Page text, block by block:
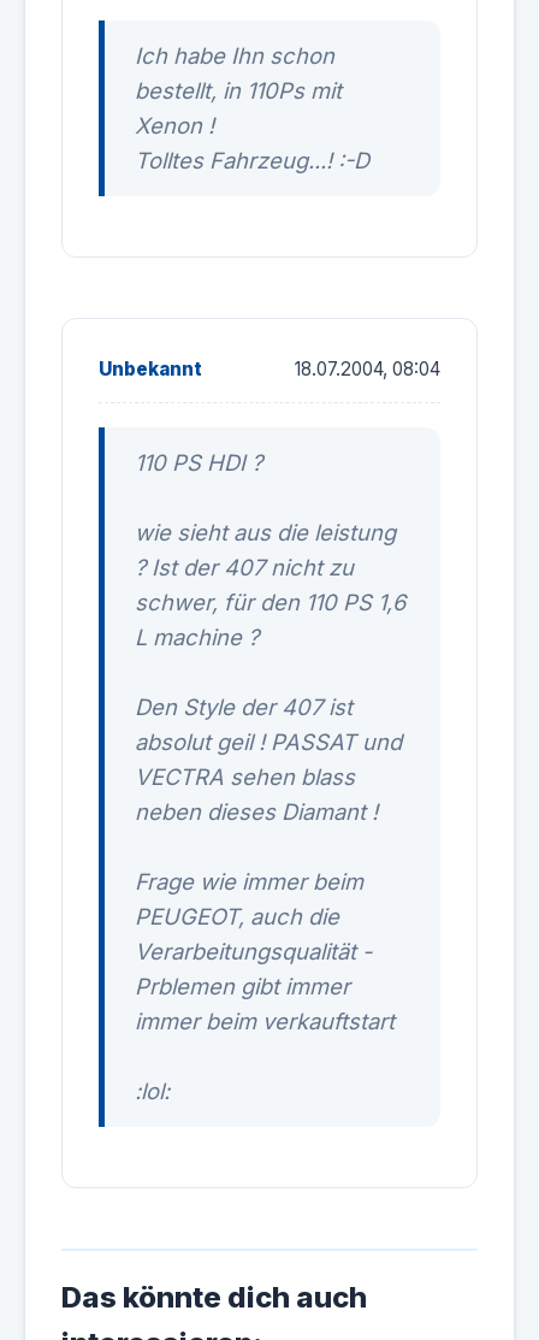
Ich habe Ihn schon
bestellt, in 110Ps mit
Xenon !
Tolltes Fahrzeug...! :-D
Unbekannt 18.07.2004, 08:04
110 PS HDI ?
wie sieht aus die leistung
? Ist der 407 nicht zu
schwer, für den 110 PS 1,6
L machine ?
Den Style der 407 ist
absolut geil ! PASSAT und
VECTRA sehen blass
neben dieses Diamant !
Frage wie immer beim
PEUGEOT, auch die
Verarbeitungsqualität -
Prblemen gibt immer
immer beim verkauftstart
:lol:
Das könnte dich auch